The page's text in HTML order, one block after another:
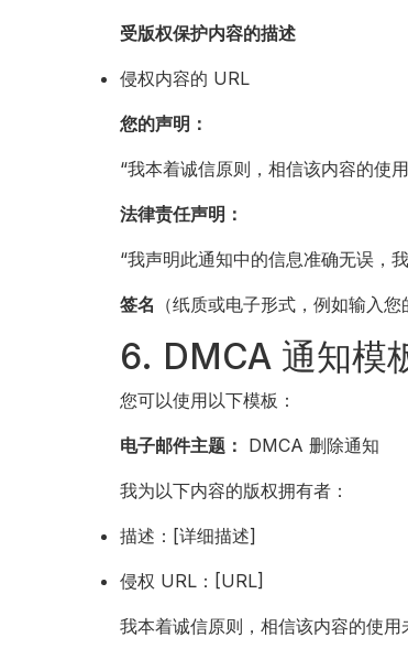
受版权保护内容的描述
侵权内容的 URL
您的声明：
“我本着诚信原则，相信该内容的使
法律责任声明：
“我声明此通知中的信息准确无误，
签名 （纸质或电子形式，例如输入您
6. DMCA 通知模
您可以使用以下模板：
电子邮件主题： DMCA 删除通知
我为以下内容的版权拥有者：
描述：[详细描述]
侵权 URL：[URL]
我本着诚信原则，相信该内容的使用